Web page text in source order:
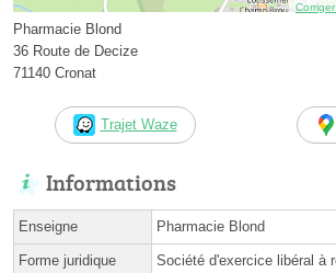
Pharmacie Blond
36 Route de Decize
71140 Cronat
Trajet Waze
Informations
Enseigne Pharmacie Blond
Forme juridique Société d'exercice libéral à